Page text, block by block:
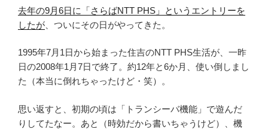
去年の9月6日に「さらばNTT PHS」というエントリーを
したが 、ついにその日がやってきた。
1995年7月1日から始まった住吉のNTT PHS生活が、一昨
日の2008年1月7日で終了。約12年と6か月、使い倒しまし
た（本当に倒れちゃったけど・笑）。
思い返すと、初期の頃は「トランシーバ機能」で遊んだ
りしてたなー。あと（時効だから書いちゃうけど）、機